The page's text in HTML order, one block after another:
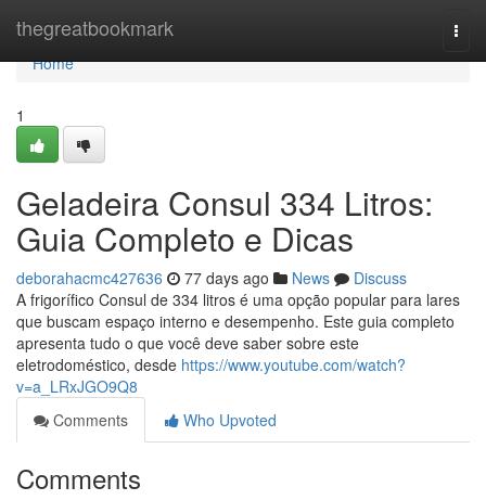
thegreatbookmark
Home
Home
1
Geladeira Consul 334 Litros:
Guia Completo e Dicas
deborahacmc427636 77 days ago News
Discuss
A frigorífico Consul de 334 litros é uma opção popular para lares
que buscam espaço interno e desempenho. Este guia completo
apresenta tudo o que você deve saber sobre este
eletrodoméstico, desde https://www.youtube.com/watch?
v=a_LRxJGO9Q8
Comments
Who Upvoted
Comments